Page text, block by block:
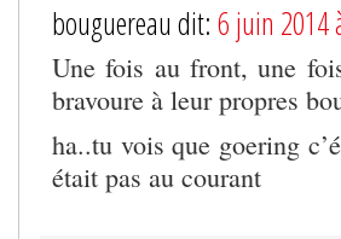
bouguereau dit: 6 juin 2014
Une fois au front, une
bravoure à leur propres
ha..tu vois que goering
était pas au courant